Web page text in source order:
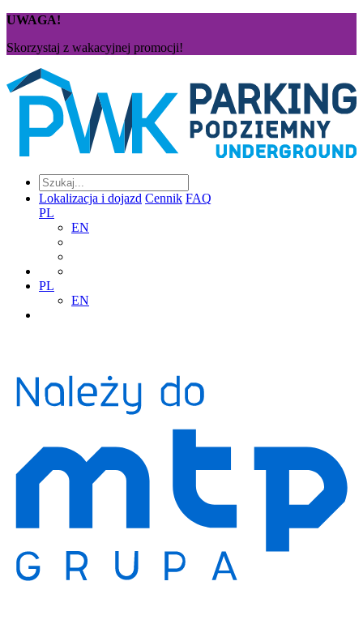
UWAGA!
Skorzystaj z wakacyjnej promocji!
Lokalizacja i dojazd Cennik FAQ
PL
EN
PL
EN